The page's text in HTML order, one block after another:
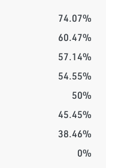
74.07%
60.47%
57.14%
54.55%
50%
45.45%
38.46%
0%